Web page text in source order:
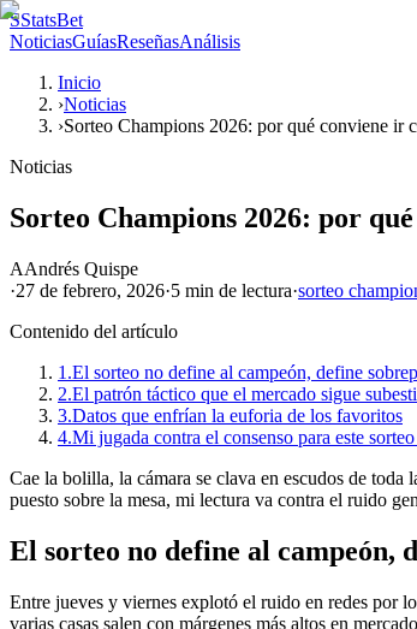
SStatsBet
NoticiasGuíasReseñasAnálisis
Inicio
›Noticias
›Sorteo Champions 2026: por qué conviene ir
Noticias
Sorteo Champions 2026: por
AAndrés Quispe
·27 de febrero, 2026·5 min de lectura·sorteo
Contenido del artículo
1.El sorteo no define al campeón, define
2.El patrón táctico que el mercado sigue
3.Datos que enfrían la euforia de los favoritos
4.Mi jugada contra el consenso para este
Cae la bolilla, la cámara se clava en escudos de
puesto sobre la mesa, mi lectura va contra el ruido
El sorteo no define al campeón,
Entre jueves y viernes explotó el ruido en redes por
varias casas salen con márgenes más altos en